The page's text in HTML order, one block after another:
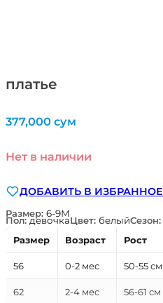
платье
377,000 сум
Нет в наличии
ДОБАВИТЬ В ИЗБРАННОЕ
Размер: 6-9М
Пол:девочкаЦвет: белыйСезон:
Размер
Возраст Рост
56 0-2 мес 50-55 см
62 2-4 мес 56-61 см